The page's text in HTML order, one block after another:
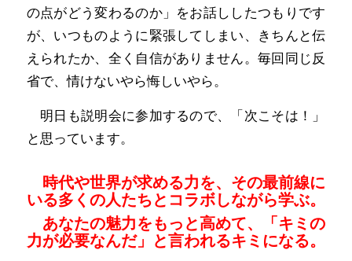
の点がどう変わるのか」をお話ししたつもりです
が、いつものように緊張してしまい、きちんと伝
えられたか、全く自信がありません。毎回同じ反
省で、情けないやら悔しいやら。
明日も説明会に参加するので、「次こそは！」
と思っています。
時代や世界が求める力を、その最前線に
いる多くの人たちとコラボしながら学ぶ。
あなたの魅力をもっと高めて、「キミの
力が必要なんだ」と言われるキミになる。